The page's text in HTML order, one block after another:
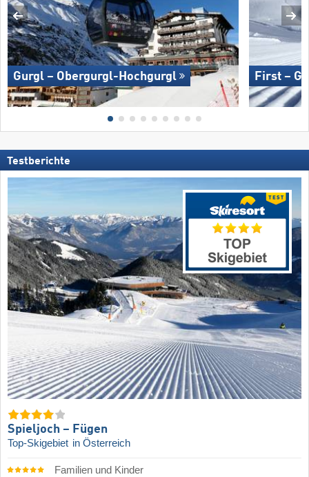
Gurgl – Obergurgl-Hochgurgl First –
Testberichte
Spieljoch – Fügen
Top-Skigebiet in Österreich
Familien und Kinder